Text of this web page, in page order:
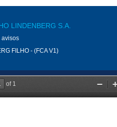
LINDENBERG S.A.
avisos
FILHO - (FCA V1)